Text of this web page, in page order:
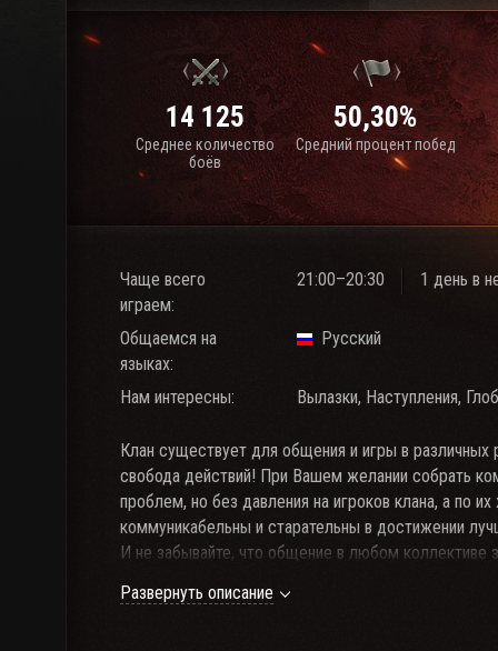
14 125
Среднее количество
боёв
50,30%
Средний процент побед
Чаще всего
играем:
21:00–20:30 1 день в
Общаемся на
языках:
Русский
Нам интересны: Вылазки, Наступления,
Клан существует для общения и игры в
свобода действий! При Вашем желании собрать
проблем, но без давления на игроков клана, а по
коммуникабельны и старательны в достижении
И не забывайте, что общение в любом коллективе
(подробности в VK).
Развернуть описание